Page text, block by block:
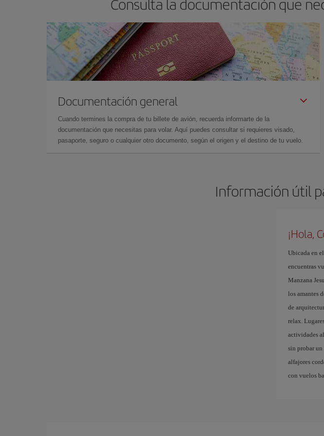
Documentación general
Cuando termines la compra de tu billete de avión, recuerda informarte de la
documentación que necesitas para volar. Aquí puedes consultar si requieres visado,
pasaporte, seguro o cualquier otro documento, según el origen y el destino de tu vuelo.
Información útil
¡Hola,
Ubicada en
encuentras
Manzana
los amantes
de
relax.
actividades
sin probar un
alfajores
con vuelos